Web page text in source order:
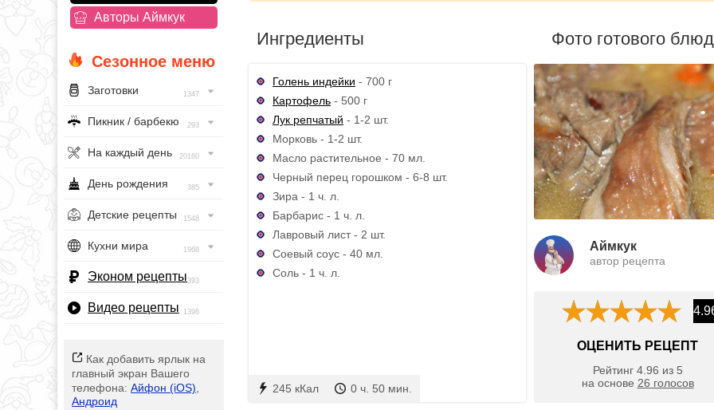
Авторы Аймкук
Сезонное меню
Заготовки 1347
Пикник / барбекю 293
На каждый день 20160
День рождения 385
Детские рецепты 1548
Кухни мира 1968
Эконом рецепты393
Видео рецепты 1396
Как добавить ярлык на
главный экран Вашего
телефона: Айфон (iOS)
Андроид
Ингредиенты
Голень индейки - 700 г
Картофель - 500 г
Лук репчатый - 1-2 шт.
Морковь - 1-2 шт.
Масло растительное - 70 мл.
Черный перец горошком - 6-8 шт.
Зира - 1 ч. л.
Барбарис - 1 ч. л.
Лавровый лист - 2 шт.
Соевый соус - 40 мл.
Соль - 1 ч. л.
245 кКал 0 ч. 50 мин.
Фото готового
Аймкук
автор рецепта
ОЦЕНИТЬ РЕЦЕПТ
Рейтинг 4.96 из 5
на основе 26 голосов